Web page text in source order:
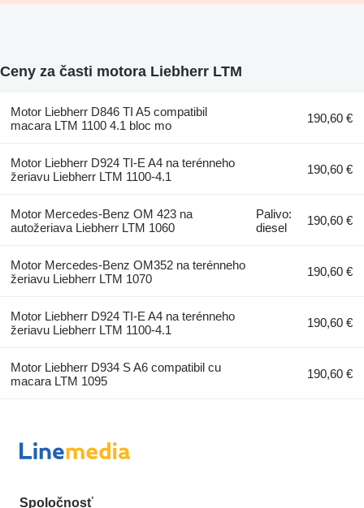
Ceny za časti motora Liebherr LTM
Motor Liebherr D846 TI A5 compatibil
macara LTM 1100 4.1 bloc mo
190,60 €
Motor Liebherr D924 TI-E A4 na terénneho
žeriavu Liebherr LTM 1100-4.1
190,60 €
Motor Mercedes-Benz OM 423 na
autožeriava Liebherr LTM 1060
Palivo:
diesel
190,60 €
Motor Mercedes-Benz OM352 na terénneho
žeriavu Liebherr LTM 1070
190,60 €
Motor Liebherr D924 TI-E A4 na terénneho
žeriavu Liebherr LTM 1100-4.1
190,60 €
Motor Liebherr D934 S A6 compatibil cu
macara LTM 1095
190,60 €
Spoločnosť